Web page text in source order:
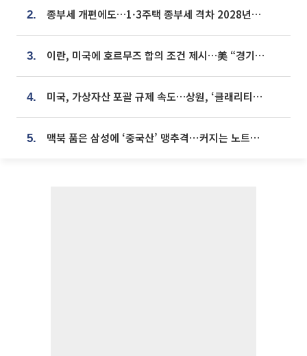
2. 종부세 개편에도…1·3주택 종부세 격차 2028년부터 확대
3. 이란, 미국에 호르무즈 합의 조건 제시…美 “경기 아직 안 끝나” [종합]
4. 미국, 가상자산 포괄 규제 속도…상원, ‘클래리티법’ 9월 절차투표 추진
5. 맥북 품은 삼성에 ‘중국산’ 맹추격⋯커지는 노트북 OLED 시장